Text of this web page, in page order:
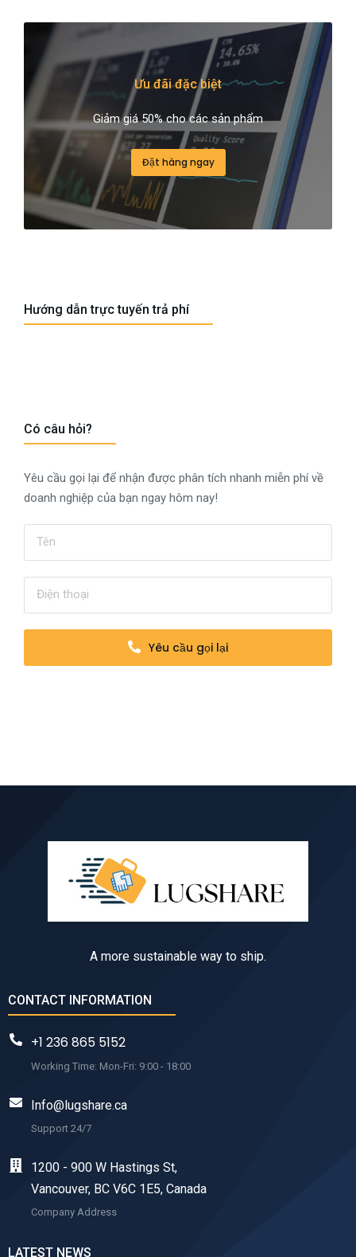
Ưu đãi đặc biệt
Giảm giá 50% cho các sản phẩm
Đặt hàng ngay
Hướng dẫn trực tuyến trả phí
Có câu hỏi?​
Yêu cầu gọi lại để nhận được phân tích nhanh miễn phí về
doanh nghiệp của bạn ngay hôm nay!
Yêu cầu gọi lại
A more sustainable way to ship.
CONTACT INFORMATION
+1 236 865 5152
Working Time: Mon-Fri: 9:00 - 18:00
Info@lugshare.ca
Support 24/7
1200 - 900 W Hastings St,
Vancouver, BC V6C 1E5, Canada
Company Address
LATEST NEWS